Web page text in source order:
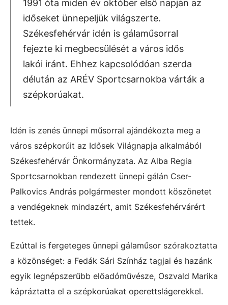
1991 óta miden év október első napján az
időseket ünnepeljük világszerte.
Székesfehérvár idén is gálaműsorral
fejezte ki megbecsülését a város idős
lakói iránt. Ehhez kapcsolódóan szerda
délután az ARÉV Sportcsarnokba várták a
szépkorúakat.
Idén is zenés ünnepi műsorral ajándékozta meg a
város szépkorúit az Idősek Világnapja alkalmából
Székesfehérvár Önkormányzata. Az Alba Regia
Sportcsarnokban rendezett ünnepi gálán Cser-
Palkovics András polgármester mondott köszönetet
a vendégeknek mindazért, amit Székesfehérvárért
tettek.
Ezúttal is fergeteges ünnepi gálaműsor szórakoztatta
a közönséget: a Fedák Sári Színház tagjai és hazánk
egyik legnépszerűbb előadóművésze, Oszvald Marika
kápráztatta el a szépkorúakat operettslágerekkel.